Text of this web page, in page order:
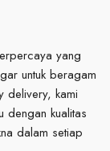
yang
untuk beragam
delivery, kami
dengan kualitas
dalam setiap